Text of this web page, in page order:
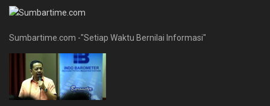
Sumbartime.com -"Setiap Waktu Bernilai Informasi"